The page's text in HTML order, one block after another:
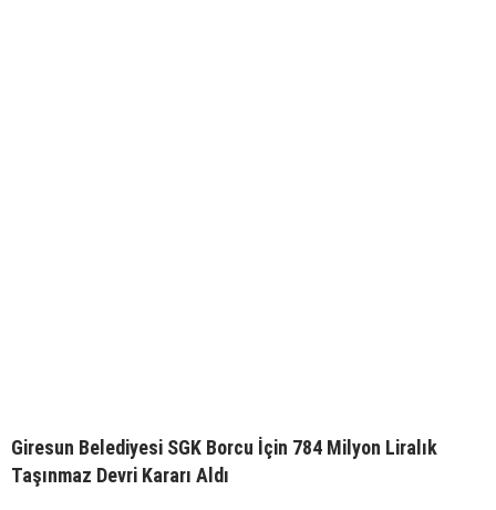
Giresun Belediyesi SGK Borcu İçin 784 Milyon Liralık
Taşınmaz Devri Kararı Aldı